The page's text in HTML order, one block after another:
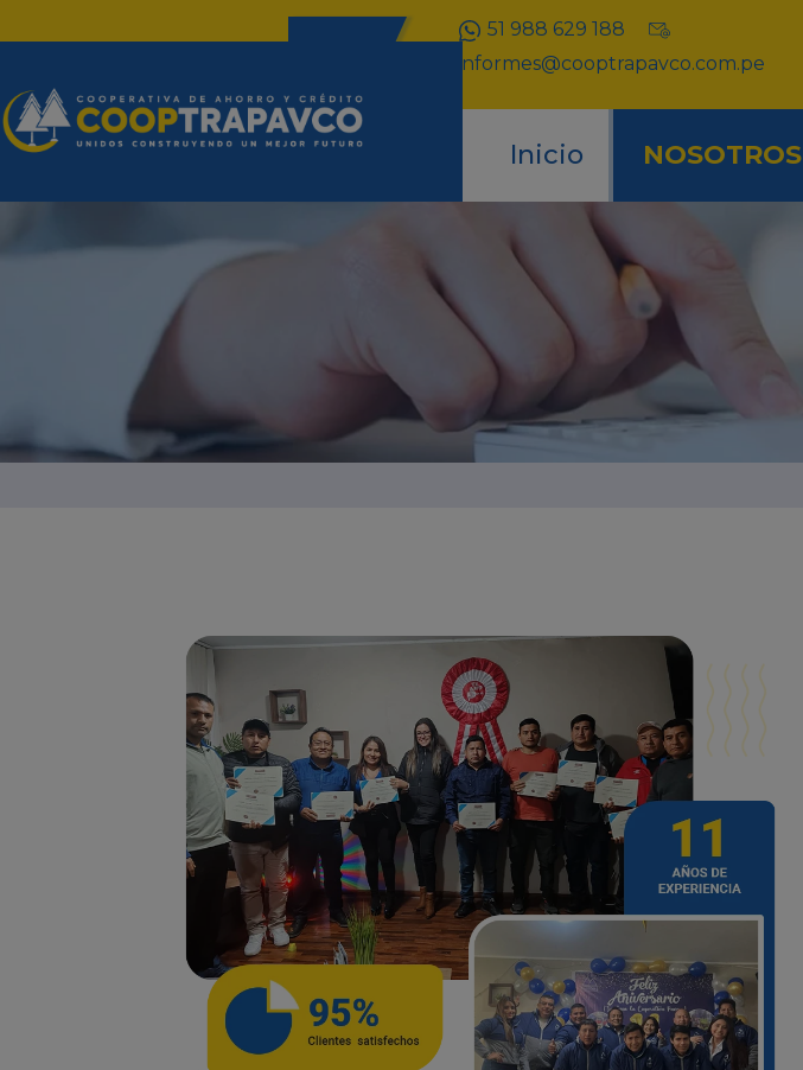
51 988 629 188
informes@cooptrapavco.com.pe
Inicio NOSOTROS